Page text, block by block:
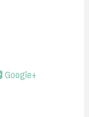
Google+